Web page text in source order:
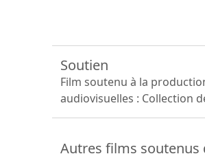
Soutien
Film soutenu à la
audiovisuelles : Collection
Autres films